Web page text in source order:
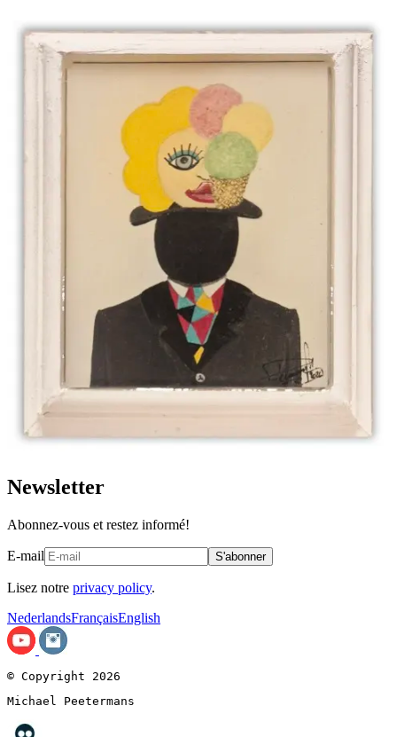
Newsletter
Abonnez-vous et restez informé!
E-mail S'abonner
Lisez notre privacy policy.
NederlandsFrançaisEnglish
© Copyright 2026
Michael Peetermans